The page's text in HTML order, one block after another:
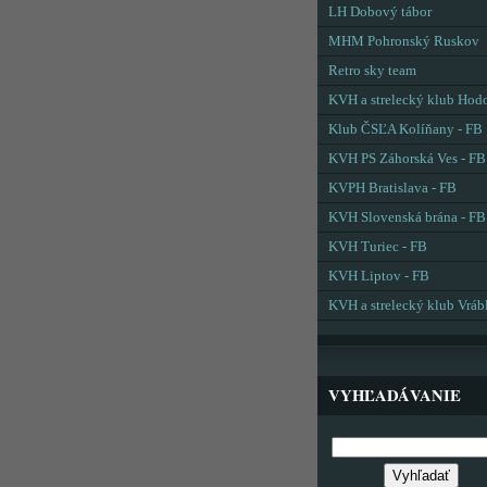
LH Dobový tábor
MHM Pohronský Ruskov
Retro sky team
KVH a strelecký klub
Klub ČSĽA Kolíňany - FB
KVH PS Záhorská Ves - FB
KVPH Bratislava - FB
KVH Slovenská brána - FB
KVH Turiec - FB
KVH Liptov - FB
KVH a strelecký klub
VYHĽADÁVANIE